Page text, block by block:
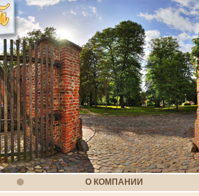
О КОМПАНИИ